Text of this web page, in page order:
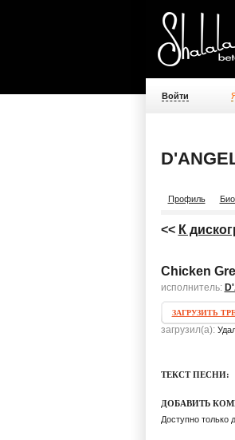
Войти
Профиль
<< К
Chicken
исполнитель:
ЗАГРУЗИТЬ
загрузил(а):
ТЕКСТ ПЕСНИ:
ДОБАВИТЬ
Доступно только